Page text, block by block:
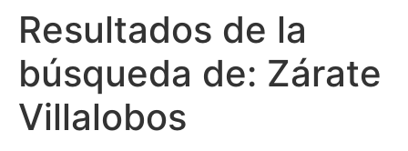
Resultados de la
búsqueda de: Zárate
Villalobos